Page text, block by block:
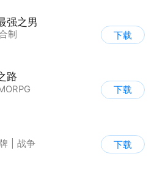
强之男
制
下载
路
下载
战争
下载